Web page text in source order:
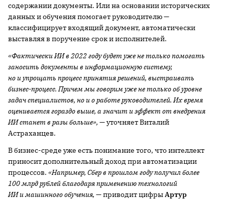
содержании документы. Или на основании исторических
данных и обучения помогает руководителю —
классифицирует входящий документ, автоматически
выставляя в поручение срок и исполнителей.
«Фактически ИИ в 2022 году будет уже не только помогать
заносить документы в информационную систему,
но и упрощать процесс принятия решений, выстраивать
бизнес-процесс. Причем мы говорим уже не только об уровне
задач специалистов, но и о работе руководителей. Их время
оценивается гораздо выше, а значит и эффект от внедрения
ИИ станет в разы больше», — уточняет Виталий
Астраханцев.
В бизнес-среде уже есть понимание того, что интеллект
приносит дополнительный доход при автоматизации
процессов. «Например, Сбер в прошлом году получил более
100 млрд рублей благодаря применению технологий
ИИ и машинного обучения, — приводит цифры Артур